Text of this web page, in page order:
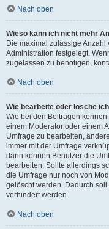
Nach oben
Wieso kann ich nicht mehr
Die maximal zulässige
Administration festgelegt.
zugelassen zu benötigen,
Nach oben
Wie bearbeite oder lösche
Wie bei den Beiträgen
einem Moderator oder einem
Umfrage zu bearbeiten,
immer mit der Umfrage
dann können Benutzer die
bearbeiten. Sollte allerdings
die Umfrage nur noch von
gelöscht werden. Dadurch
verhindert werden.
Nach oben